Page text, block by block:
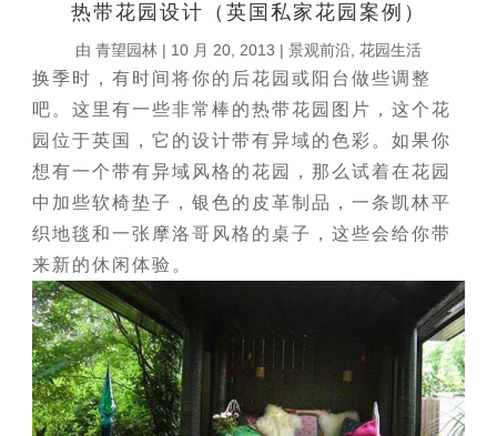
热带花园设计（英国私家花园案例）
由 青望园林 | 10 月 20, 2013 | 景观前沿 花园生活
换季时，有时间将你的后花园或阳台做些调整
吧。这里有一些非常棒的热带花园图片，这个花
园位于英国，它的设计带有异域的色彩。如果你
想有一个带有异域风格的花园，那么试着在花园
中加些软椅垫子，银色的皮革制品，一条凯林平
织地毯和一张摩洛哥风格的桌子，这些会给你带
来新的休闲体验。